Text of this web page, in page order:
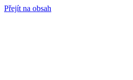
Přejít na obsah